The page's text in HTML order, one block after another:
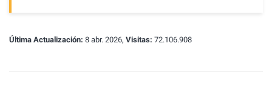
Última Actualización: 8 abr. 2026, Visitas: 72.106.908